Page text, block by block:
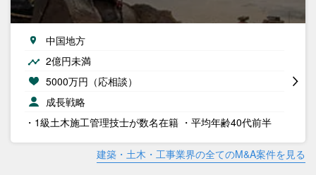
中国地方
2億円未満
5000万円（応相談）
成長戦略
・1級土木施工管理技士が数名在籍 ・平均年齢40代前半
建築・土木・工事業界の全てのM&A案件を見る